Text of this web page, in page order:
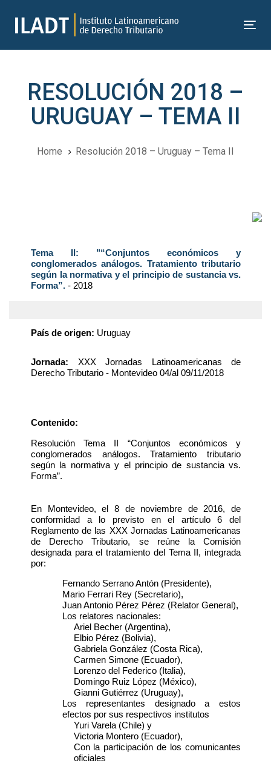
to
to
content
RESOLUCIÓN 2018 –
URUGUAY – TEMA II
Home Resolución 2018 – Uruguay – Tema II
Tema II: "“Conjuntos económicos y
conglomerados análogos. Tratamiento tributario
según la normativa y el principio de sustancia vs.
Forma”. - 2018
País de origen: Uruguay
Jornada: XXX Jornadas Latinoamericanas de
Derecho Tributario - Montevideo 04/al 09/11/2018
Contenido:
Resolución Tema II “Conjuntos económicos y
conglomerados análogos. Tratamiento tributario
según la normativa y el principio de sustancia vs.
Forma”.
En Montevideo, el 8 de noviembre de 2016, de
conformidad a lo previsto en el artículo 6 del
Reglamento de las XXX Jornadas Latinoamericanas
de Derecho Tributario, se reúne la Comisión
designada para el tratamiento del Tema II, integrada
por:
Fernando Serrano Antón (Presidente),
Mario Ferrari Rey (Secretario),
Juan Antonio Pérez Pérez (Relator General),
Los relatores nacionales:
Ariel Becher (Argentina),
Elbio Pérez (Bolivia),
Gabriela González (Costa Rica),
Carmen Simone (Ecuador),
Lorenzo del Federico (Italia),
Domingo Ruiz López (México),
Gianni Gutiérrez (Uruguay),
Los representantes designado a estos
efectos por sus respectivos institutos
Yuri Varela (Chile) y
Victoria Montero (Ecuador),
Con la participación de los comunicantes
oficiales
Post